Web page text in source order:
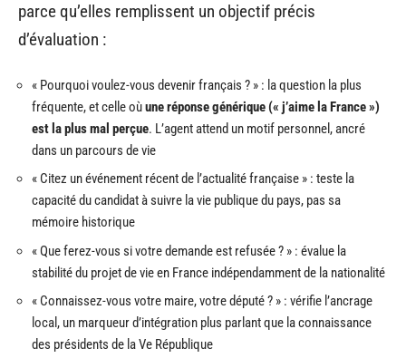
parce qu’elles remplissent un objectif précis
d’évaluation :
« Pourquoi voulez-vous devenir français ? » : la question la plus
fréquente, et celle oùune réponse générique (« j’aime la France »)
est la plus mal perçue. L’agent attend un motif personnel, ancré
dans un parcours de vie
« Citez un événement récent de l’actualité française » : teste la
capacité du candidat à suivre la vie publique du pays, pas sa
mémoire historique
« Que ferez-vous si votre demande est refusée ? » : évalue la
stabilité du projet de vie en France indépendamment de la nationalité
« Connaissez-vous votre maire, votre député ? » : vérifie l’ancrage
local, un marqueur d’intégration plus parlant que la connaissance
des présidents de la Ve République